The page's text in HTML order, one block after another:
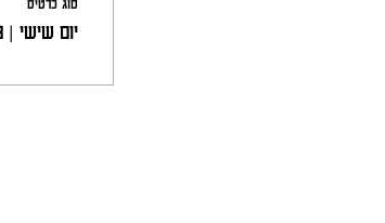
יום שישי | 7.8 | 10:00-13:00